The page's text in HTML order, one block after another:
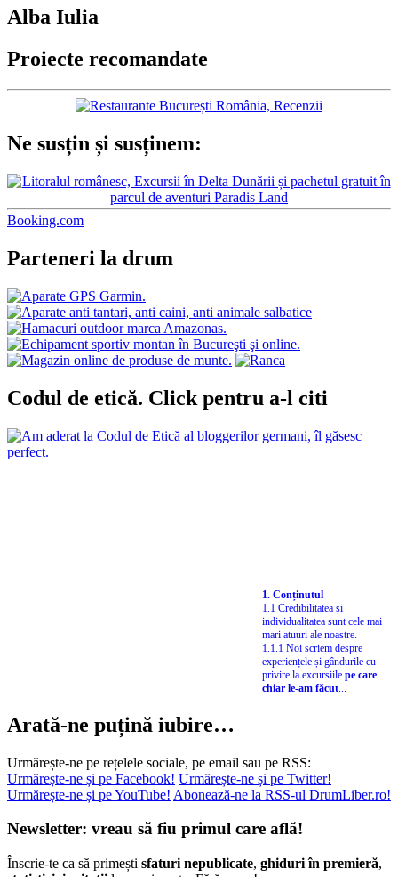
Alba Iulia
Proiecte recomandate
Ne susțin și susținem:
Booking.com
Parteneri la drum
Codul de etică. Click pentru a-l citi
1. Conținutul
1.1 Credibilitatea și
individualitatea sunt cele mai
mari atuuri ale noastre.
1.1.1 Noi scriem despre
experiențele și gândurile cu
privire la excursiile pe care
chiar le-am făcut
Arată-ne puțină iubire…
Urmărește-ne pe rețelele sociale, pe email sau pe RSS:
Urmărește-ne și pe Facebook! Urmărește-ne și pe Twitter!
Urmărește-ne și pe YouTube! Abonează-ne la RSS-ul DrumLiber.ro!
Newsletter: vreau să fiu primul care află!
Înscrie-te ca să primești sfaturi nepublicate, ghiduri în premieră,